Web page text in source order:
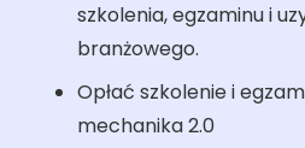
szkolenia, egzaminu i
branżowego.
Opłać szkolenie i
mechanika 2.0